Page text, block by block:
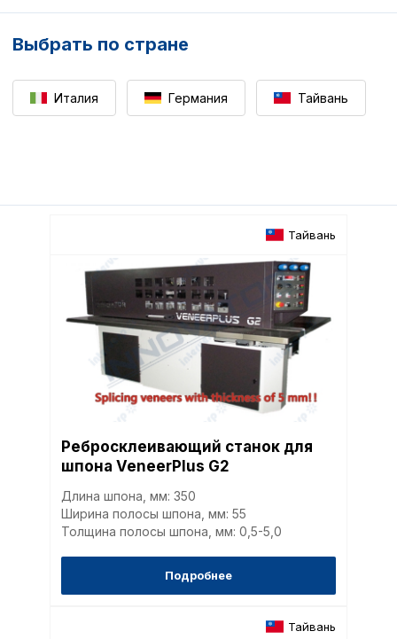
Выбрать по стране
Италия Германия Тайвань
Тайвань
Ребросклеивающий станок для
шпона VeneerPlus G2
Длина шпона, мм: 350
Ширина полосы шпона, мм: 55
Толщина полосы шпона, мм: 0,5-5,0
Подробнее
Тайвань